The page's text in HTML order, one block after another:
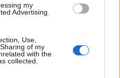
my
Advertising.
Use,
of my
with the
collected.
troppo.
Insomma,
il clima del